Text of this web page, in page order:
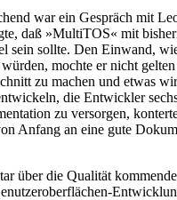
war ein Gespräch mit
daß »MultiTOS« mit
sein sollte. Den Einwand,
mochte er nicht
zu machen und etwas
die Entwickler
zu versorgen,
Anfang an eine gute
über die Qualität